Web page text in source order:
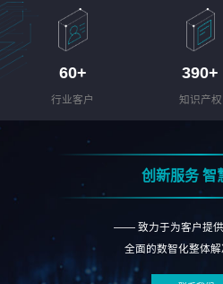
60+
行业客户
390+
知识产权
创新服务 智
—— 致力于为客户提
全面的数智化整体